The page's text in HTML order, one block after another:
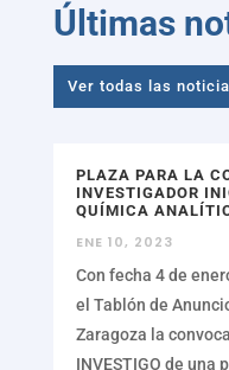
Últimas
Ver todas las
PLAZA PARA LA
INVESTIGADOR
QUÍMICA
ENE 10, 2023
Con fecha 4 de
el Tablón de
Zaragoza la
INVESTIGO de